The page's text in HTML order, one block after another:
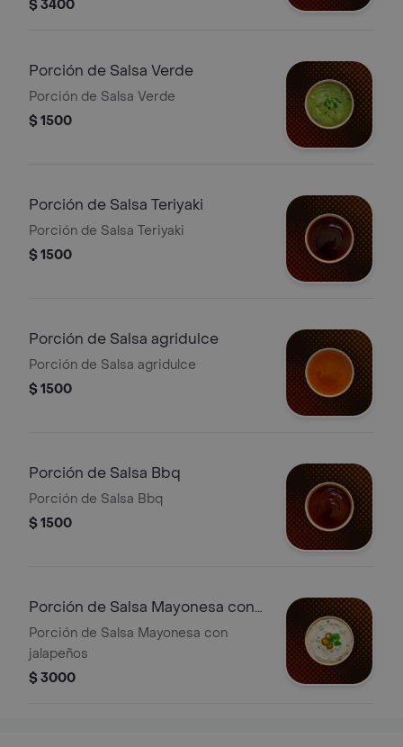
$ 3400
Porción de Salsa Verde
Porción de Salsa Verde
$ 1500
Porción de Salsa Teriyaki
Porción de Salsa Teriyaki
$ 1500
Porción de Salsa agridulce
Porción de Salsa agridulce
$ 1500
Porción de Salsa Bbq
Porción de Salsa Bbq
$ 1500
Porción de Salsa Mayonesa con
jalapeños
Porción de Salsa Mayonesa con
jalapeños
$ 3000